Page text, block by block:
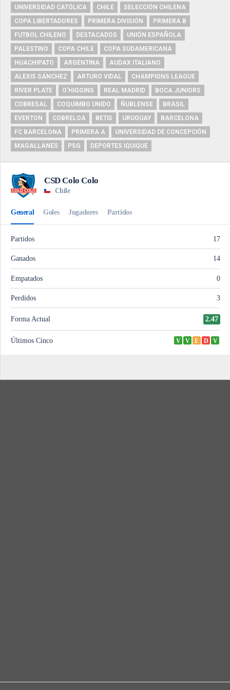
UNIVERSIDAD CATÓLICA
CHILE
SELECCIÓN CHILENA
COPA LIBERTADORES
PRIMERA DIVISIÓN
PRIMERA B
FUTBOL CHILENO
DESTACADOS
UNIÓN ESPAÑOLA
PALESTINO
COPA CHILE
COPA SUDAMERICANA
HUACHIPATO
ARGENTINA
AUDAX ITALIANO
ALEXIS SÁNCHEZ
ARTURO VIDAL
CHAMPIONS LEAGUE
RIVER PLATE
O'HIGGINS REAL MADRID
BOCA JUNIORS
COBRESAL
COQUIMBO UNIDO ÑUBLENSE
BRASIL
EVERTON
COBRELOA BETIS URUGUAY
BARCELONA
FC BARCELONA
PRIMERA A
UNIVERSIDAD DE CONCEPCIÓN
MAGALLANES
PSG DEPORTES IQUIQUE